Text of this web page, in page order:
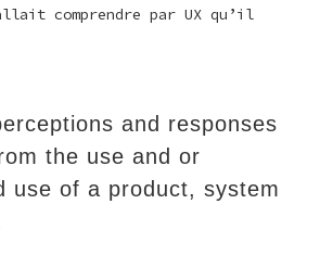
comprendre par UX qu’il
and responses
the use and or
use of a product, system